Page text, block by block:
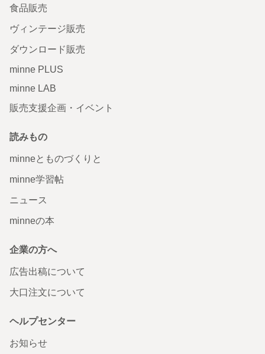
食品販売
ヴィンテージ販売
ダウンロード販売
minne PLUS
minne LAB
販売支援企画・イベント
読みもの
minneとものづくりと
minne学習帖
ニュース
minneの本
企業の方へ
広告出稿について
大口注文について
ヘルプセンター
お知らせ